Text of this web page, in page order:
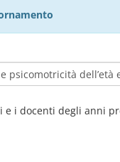
i docenti degli anni